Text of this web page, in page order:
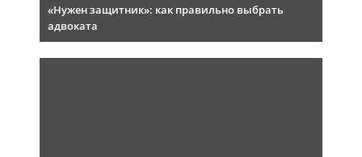
«Нужен защитник»: как правильно выбрать
адвоката